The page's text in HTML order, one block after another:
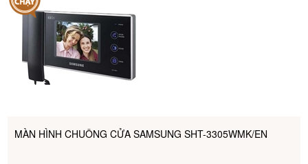
MÀN HÌNH CHUÔNG CỬA SAMSUNG SHT-3305WMK/EN